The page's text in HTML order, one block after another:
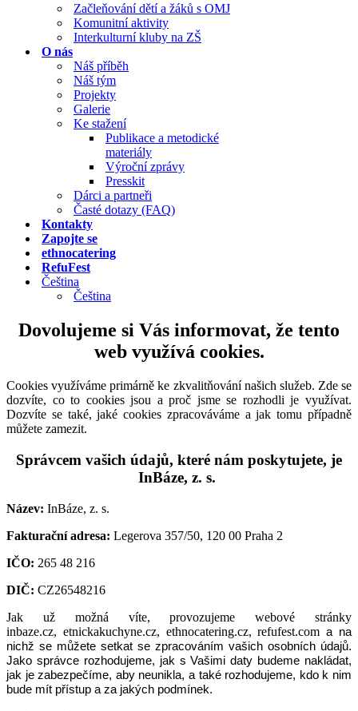
Začleňování dětí a žáků s OMJ
Komunitní aktivity
Interkulturní kluby na ZŠ
O nás
Náš příběh
Náš tým
Projekty
Galerie
Ke stažení
Publikace a metodické
materiály
Výroční zprávy
Presskit
Dárci a partneři
Časté dotazy (FAQ)
Kontakty
Zapojte se
ethnocatering
RefuFest
Čeština
Čeština
Dovolujeme si Vás informovat, že tento
web využívá cookies.
Cookies využíváme primárně ke zkvalitňování našich služeb. Zde se
dozvíte, co to cookies jsou a proč jsme se rozhodli je využívat.
Dozvíte se také, jaké cookies zpracováváme a jak tomu případně
můžete zamezit.
Správcem vašich údajů, které nám poskytujete, je
InBáze, z. s.
Název: InBáze, z. s.
Fakturační adresa: Legerova 357/50, 120 00 Praha 2
IČO: 265 48 216
DIČ: CZ26548216
Jak už možná víte, provozujeme webové stránky
inbaze.cz, etnickakuchyne.cz, ethnocatering.cz, refufest.com a na
nichž se můžete setkat se zpracováním vašich osobních údajů.
Jako správce rozhodujeme, jak s Vašimi daty budeme nakládat,
jak je zabezpečíme, aby neunikla, a také rozhodujeme, kdo k nim
bude mít přístup a za jakých podmínek.